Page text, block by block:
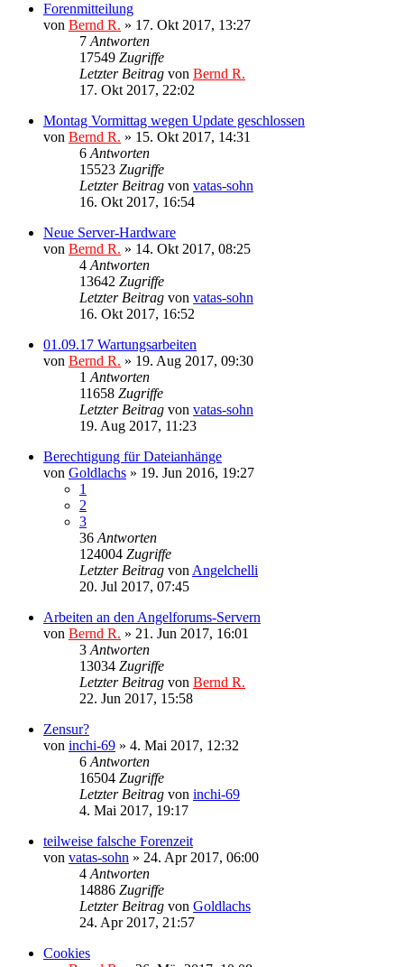
Forenmitteilung
von Bernd R. » 17. Okt 2017, 13:27
7 Antworten
17549 Zugriffe
Letzter Beitrag von Bernd R.
17. Okt 2017, 22:02
Montag Vormittag wegen Update geschlossen
von Bernd R. » 15. Okt 2017, 14:31
6 Antworten
15523 Zugriffe
Letzter Beitrag von vatas-sohn
16. Okt 2017, 16:54
Neue Server-Hardware
von Bernd R. » 14. Okt 2017, 08:25
4 Antworten
13642 Zugriffe
Letzter Beitrag von vatas-sohn
16. Okt 2017, 16:52
01.09.17 Wartungsarbeiten
von Bernd R. » 19. Aug 2017, 09:30
1 Antworten
11658 Zugriffe
Letzter Beitrag von vatas-sohn
19. Aug 2017, 11:23
Berechtigung für Dateianhänge
von Goldlachs » 19. Jun 2016, 19:27
1
2
3
36 Antworten
124004 Zugriffe
Letzter Beitrag von Angelchelli
20. Jul 2017, 07:45
Arbeiten an den Angelforums-Servern
von Bernd R. » 21. Jun 2017, 16:01
3 Antworten
13034 Zugriffe
Letzter Beitrag von Bernd R.
22. Jun 2017, 15:58
Zensur?
von inchi-69 » 4. Mai 2017, 12:32
6 Antworten
16504 Zugriffe
Letzter Beitrag von inchi-69
4. Mai 2017, 19:17
teilweise falsche Forenzeit
von vatas-sohn » 24. Apr 2017, 06:00
4 Antworten
14886 Zugriffe
Letzter Beitrag von Goldlachs
24. Apr 2017, 21:57
Cookies